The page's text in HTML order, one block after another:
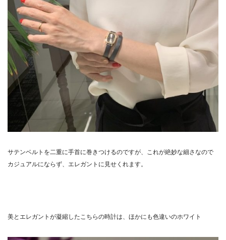
サテンベルトを二重に手首に巻きつけるのですが、これが絶妙な細さなので
カジュアルにならず、エレガントに見せくれます。
美とエレガントが凝縮したこちらの時計は、ほかにも色違いのホワイト